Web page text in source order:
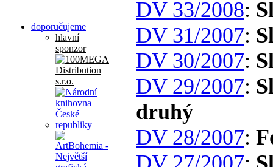
doporučujeme
hlavní
sponzor
DV 33/2008:
DV 31/2007:
DV 30/2007:
DV 29/2007:
druhý
DV 28/2007: